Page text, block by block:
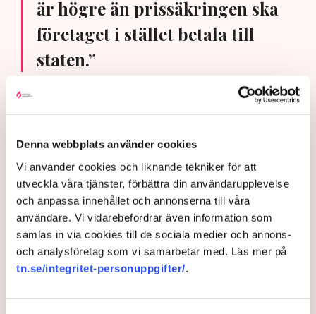
Denna webbplats använder cookies
Vi använder cookies och liknande tekniker för att
utveckla våra tjänster, förbättra din användarupplevelse
och anpassa innehållet och annonserna till våra
användare. Vi vidarebefordrar även information som
samlas in via cookies till de sociala medier och annons-
och analysföretag som vi samarbetar med. Läs mer på
tn.se/integritet-personuppgifter/.
är högre än prissäkringen ska
företaget i stället betala till
staten.”
Utöver låneramarna har regeringen fått mandat av
riksdagen att ingå prissäkringsavtal i form av
innebär att staten i 40 år efter att en reaktor är
färdigbyggd går in som garant för att företaget som
byggt reaktorn ska kunna sälja sin el till ett visst pris.
Om elen under den aktuella perioden skulle bli billigare
än prissäkringen kommer staten att gå in och betala
mellanskillnaden. Om elpriset är högre än prissäkringen
ska företaget i stället betala till staten.
Verkliga notan för att inte